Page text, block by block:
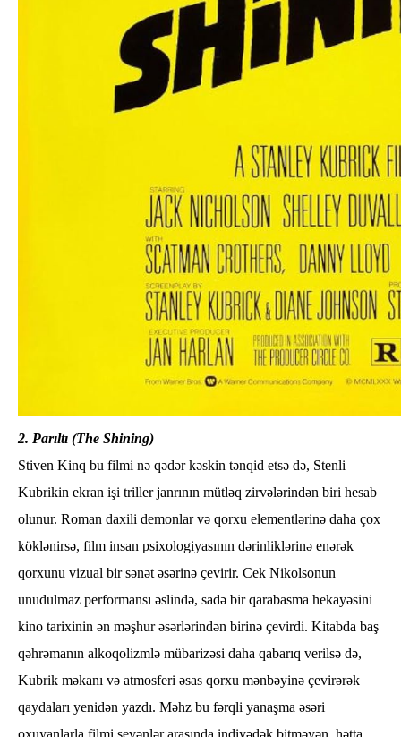
2. Parıltı (The Shining)
Stiven Kinq bu filmi nə qədər kəskin tənqid etsə də, Stenli
Kubrikin ekran işi triller janrının mütləq zirvələrindən biri hesab
olunur. Roman daxili demonlar və qorxu elementlərinə daha çox
köklənirsə, film insan psixologiyasının dərinliklərinə enərək
qorxunu vizual bir sənət əsərinə çevirir. Cek Nikolsonun
unudulmaz performansı əslində, sadə bir qarabasma hekayəsini
kino tarixinin ən məşhur əsərlərindən birinə çevirdi. Kitabda baş
qəhrəmanın alkoqolizmlə mübarizəsi daha qabarıq verilsə də,
Kubrik məkanı və atmosferi əsas qorxu mənbəyinə çevirərək
qaydaları yenidən yazdı. Məhz bu fərqli yanaşma əsəri